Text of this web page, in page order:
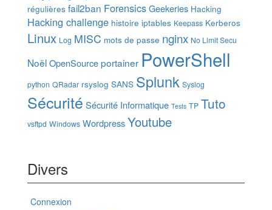
régulières fail2ban ForensicsGeekeries Hacking
Hacking challenge histoire iptables Keepass Kerberos
Linux Log MISC mots de passe nginx No Limit Secu
NoëlOpenSourceportainer PowerShell
python QRadar rsyslog SANS Splunk Syslog
Sécurité Sécurité Informatique Tests TP Tuto
vsftpd Windows WordpressYoutube
Divers
Connexion